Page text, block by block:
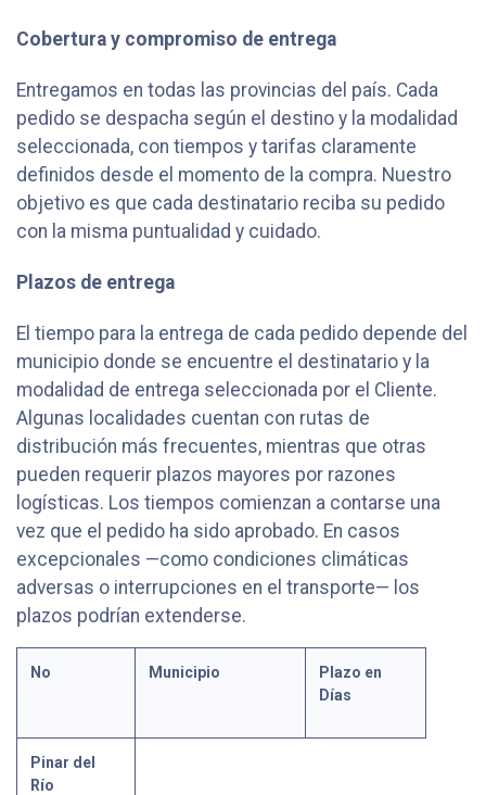
Cobertura y compromiso de entrega
Entregamos en todas las provincias del país. Cada
pedido se despacha según el destino y la modalidad
seleccionada, con tiempos y tarifas claramente
definidos desde el momento de la compra. Nuestro
objetivo es que cada destinatario reciba su pedido
con la misma puntualidad y cuidado.
Plazos de entrega
El tiempo para la entrega de cada pedido depende del
municipio donde se encuentre el destinatario y la
modalidad de entrega seleccionada por el Cliente.
Algunas localidades cuentan con rutas de
distribución más frecuentes, mientras que otras
pueden requerir plazos mayores por razones
logísticas. Los tiempos comienzan a contarse una
vez que el pedido ha sido aprobado. En casos
excepcionales —como condiciones climáticas
adversas o interrupciones en el transporte— los
plazos podrían extenderse.​
No Municipio
Plazo en
Días
Pinar del
Río